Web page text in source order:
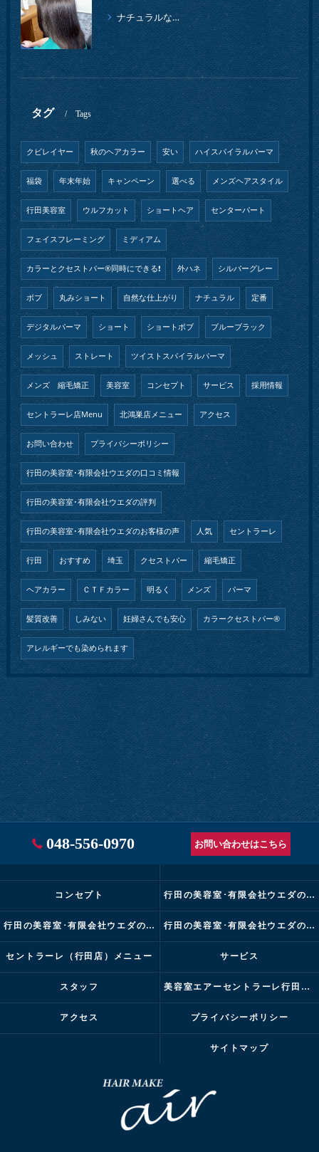
ナチュラルな縮毛矯正クセストパー
タグ Tags
クビレイヤー 秋のヘアカラー 安い ハイスパイラルパーマ
福袋 年末年始 キャンペーン 選べる メンズヘアスタイル
行田美容室 ウルフカット ショートヘア センターパート
フェイスフレーミング ミディアム
カラーとクセストパー®︎同時にできる❗️ 外ハネ シルバーグレー
ボブ 丸みショート 自然な仕上がり ナチュラル 定番
デジタルパーマ ショート ショートボブ ブルーブラック
メッシュ ストレート ツイストスパイラルパーマ
メンズ 縮毛矯正 美容室 コンセプト サービス 採用情報
セントラーレ店Menu 北鴻巣店メニュー アクセス
お問い合わせ プライバシーポリシー
行田の美容室･有限会社ウエダの口コミ情報
行田の美容室･有限会社ウエダの評判
行田の美容室･有限会社ウエダのお客様の声 人気 セントラーレ
行田 おすすめ 埼玉 クセストパー 縮毛矯正
ヘアカラー ＣＴＦカラー 明るく メンズ パーマ
髪質改善 しみない 妊婦さんでも安心 カラークセストパー®︎
アレルギーでも染められます
048-556-0970 お問い合わせはこちら
コンセプト 行田の美容室･有限会社ウエダの口コミ情報
行田の美容室･有限会社ウエダの評判 行田の美容室･有限会社ウエダのお客様の声
セントラーレ（行田店）メニュー サービス
スタッフ 美容室エアーセントラーレ行田店ブログ
アクセス プライバシーポリシー
サイトマップ